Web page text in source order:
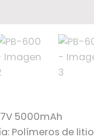
5000mAh
Polímeros de litio